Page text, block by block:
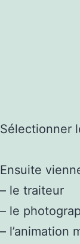
Sélectionner
Ensuite
– le traiteur
– le
– l’animation